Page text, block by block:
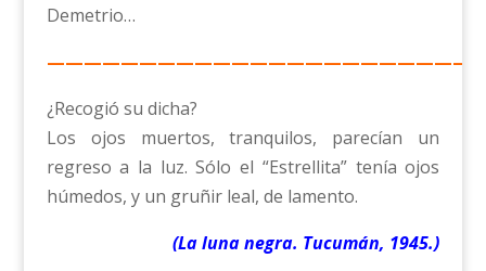
Demetrio…
¿Recogió su dicha?
Los ojos muertos, tranquilos, parecían un
regreso a la luz. Sólo el “Estrellita” tenía ojos
húmedos, y un gruñir leal, de lamento.
(La luna negra. Tucumán, 1945.)